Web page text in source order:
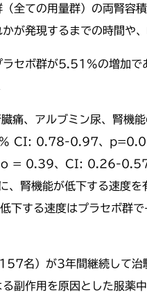
全ての用量群）の両腎
が発現するまでの時間や
ラセボ群が5.51%の増加
痛、アルブミン尿、腎機
0.78-0.97、
= 0.39、CI: 0.26-
が低下する速度を有
低下する速度はプラセ
名）が3年間継続して
る副作用を原因とした服